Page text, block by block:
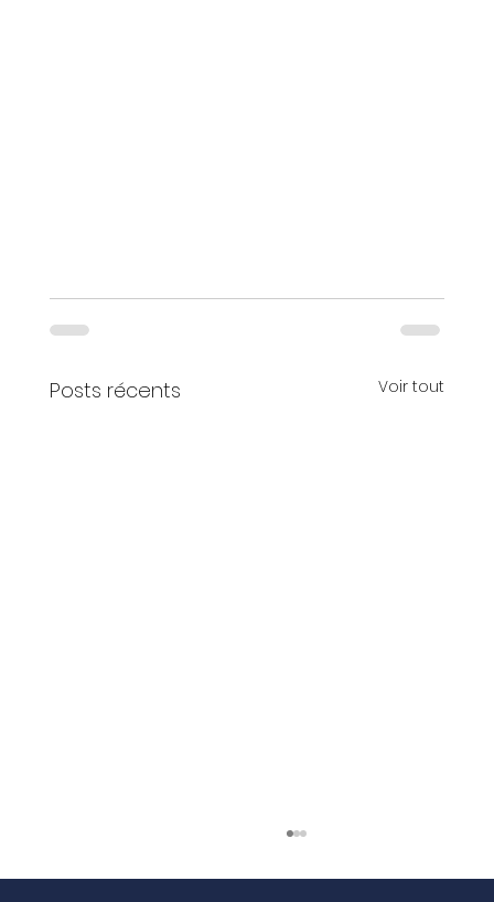
Posts récents Voir tout